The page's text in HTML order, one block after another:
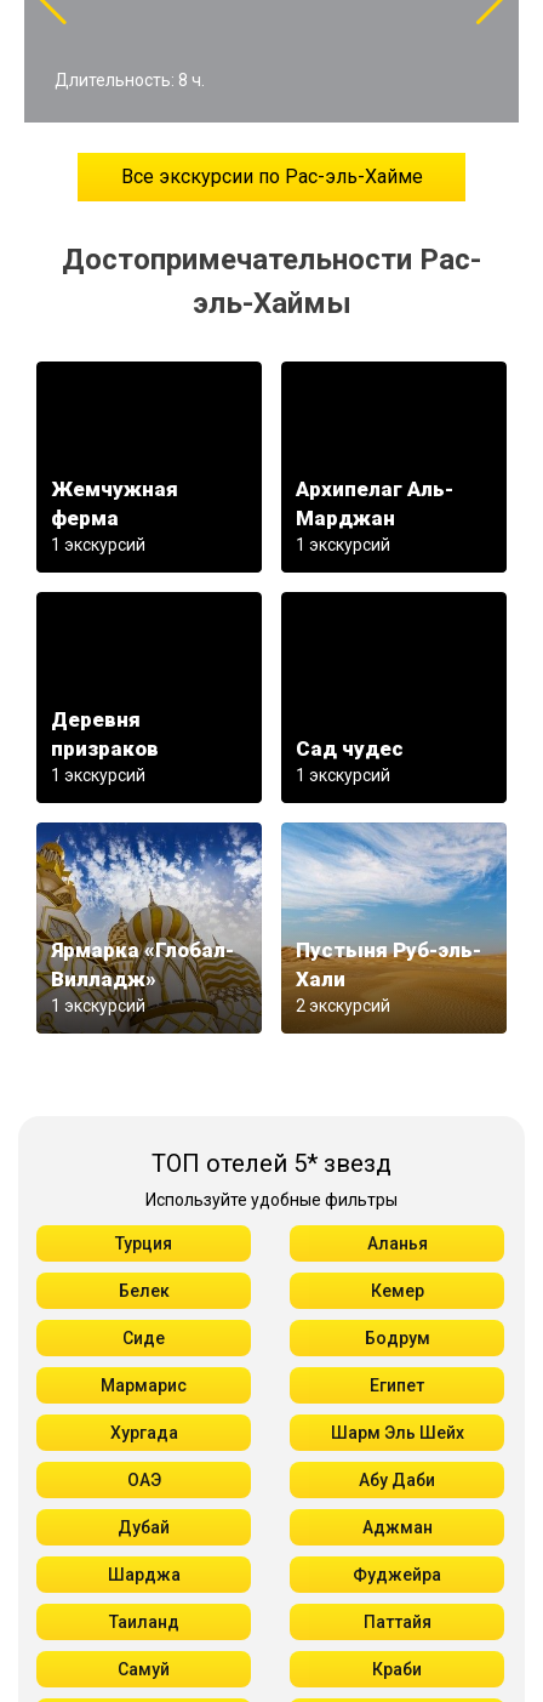
Длительность: 8 ч.
Все экскурсии по Рас-эль-Хайме
Достопримечательности Рас-
эль-Хаймы
Жемчужная
ферма
1 экскурсий
Архипелаг Аль-
Марджан
1 экскурсий
Деревня
призраков
1 экскурсий
Сад чудес
1 экскурсий
Ярмарка «Глобал-
Вилладж»
1 экскурсий
Пустыня Руб-эль-
Хали
2 экскурсий
ТОП отелей 5* звезд
Используйте удобные фильтры
Турция Аланья
Белек Кемер
Сиде Бодрум
Мармарис Египет
Хургада Шарм Эль Шейх
ОАЭ Абу Даби
Дубай Аджман
Шарджа Фуджейра
Таиланд Паттайя
Самуй Краби